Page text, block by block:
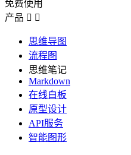
免费使用
产品  
思维导图
流程图
思维笔记
Markdown
在线白板
原型设计
API服务
智能图形